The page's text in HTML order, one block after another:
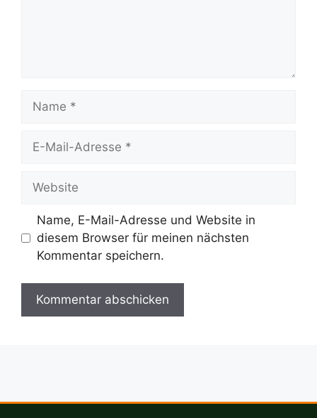
Name
Website
Name, E-Mail-Adresse und Website in
diesem Browser für meinen nächsten
Kommentar speichern.